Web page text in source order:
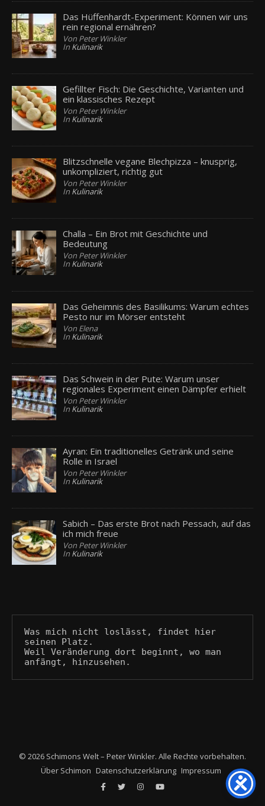
Das Hüffenhardt-Experiment: Können wir uns
rein regional ernähren?
Von Peter Winkler
In Kulinarik
Gefillter Fisch: Die Geschichte, Varianten und
ein klassisches Rezept
Von Peter Winkler
In Kulinarik
Blitzschnelle vegane Blechpizza – knusprig,
unkompliziert, richtig gut
Von Peter Winkler
In Kulinarik
Challa – Ein Brot mit Geschichte und
Bedeutung
Von Peter Winkler
In Kulinarik
Das Geheimnis des Basilikums: Warum echtes
Pesto nur im Mörser entsteht
Von Elena
In Kulinarik
Das Schwein in der Pute: Warum unser
regionales Experiment einen Dämpfer erhielt
Von Peter Winkler
In Kulinarik
Ayran: Ein traditionelles Getränk und seine
Rolle in Israel
Von Peter Winkler
In Kulinarik
Sabich – Das erste Brot nach Pessach, auf das
ich mich freue
Von Peter Winkler
In Kulinarik
Was mich nicht loslässt, findet hier
seinen Platz.
Weil Veränderung dort beginnt, wo man
anfängt, hinzusehen.
© 2026 Schimons Welt – Peter Winkler. Alle Rechte vorbehalten.
Über Schimon Datenschutzerklärung Impressum